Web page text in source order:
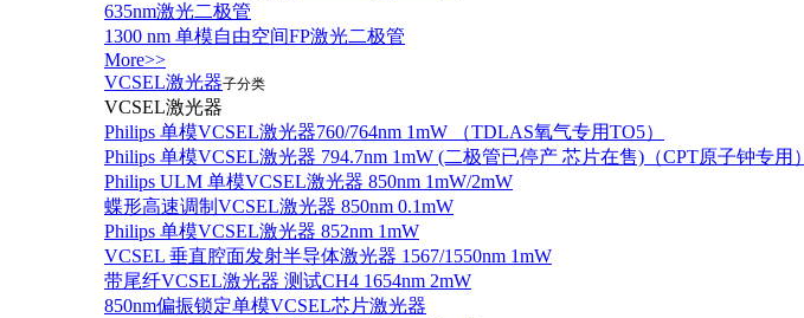
635nm激光二极管
1300 nm 单模自由空间FP激光二极管
More>>
VCSEL激光器子分类
VCSEL激光器
Philips 单模VCSEL激光器760/764nm 1mW （TDLAS氧气专用TO5）
Philips 单模VCSEL激光器 794.7nm 1mW (二极管已停产 芯片在售)（CPT原子钟专用）
Philips ULM 单模VCSEL激光器 850nm 1mW/2mW
蝶形高速调制VCSEL激光器 850nm 0.1mW
Philips 单模VCSEL激光器 852nm 1mW
VCSEL 垂直腔面发射半导体激光器 1567/1550nm 1mW
带尾纤VCSEL激光器 测试CH4 1654nm 2mW
850nm偏振锁定单模VCSEL芯片激光器